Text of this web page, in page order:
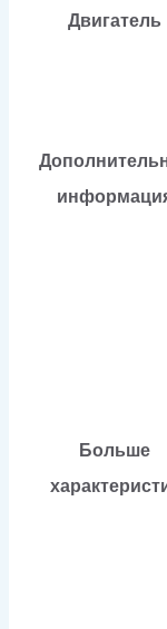
Двигатель
Больше